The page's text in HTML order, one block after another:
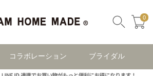
0
コラボレーション ブライダル